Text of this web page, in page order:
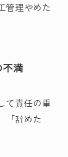
管理やめた
満
て責任の重
「辞めた